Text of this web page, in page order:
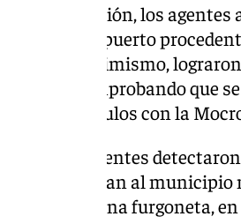
de información, los
al citado puerto
Asimismo,
España, comprobando que
con vínculos con la
los agentes
se dirigían al
concreto, una furgoneta,